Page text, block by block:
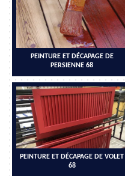
PEINTURE ET DÉCAPAGE DE
PERSIENNE 68
PEINTURE ET DÉCAPAGE DE VOLET
68